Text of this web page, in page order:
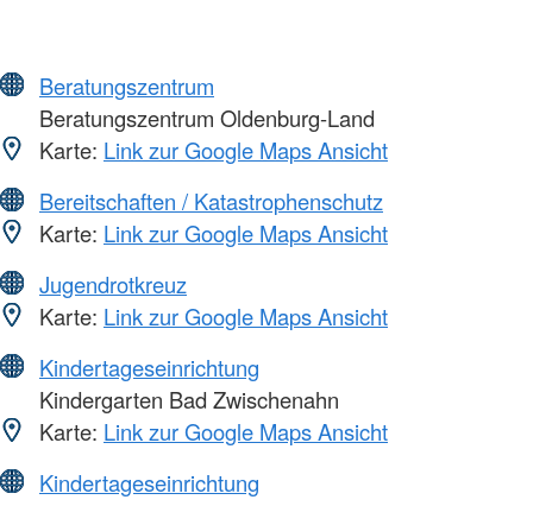
Beratungszentrum
Beratungszentrum Oldenburg-Land
Karte: Link zur Google Maps Ansicht
Bereitschaften / Katastrophenschutz
Karte: Link zur Google Maps Ansicht
Jugendrotkreuz
Karte: Link zur Google Maps Ansicht
Kindertageseinrichtung
Kindergarten Bad Zwischenahn
Karte: Link zur Google Maps Ansicht
Kindertageseinrichtung